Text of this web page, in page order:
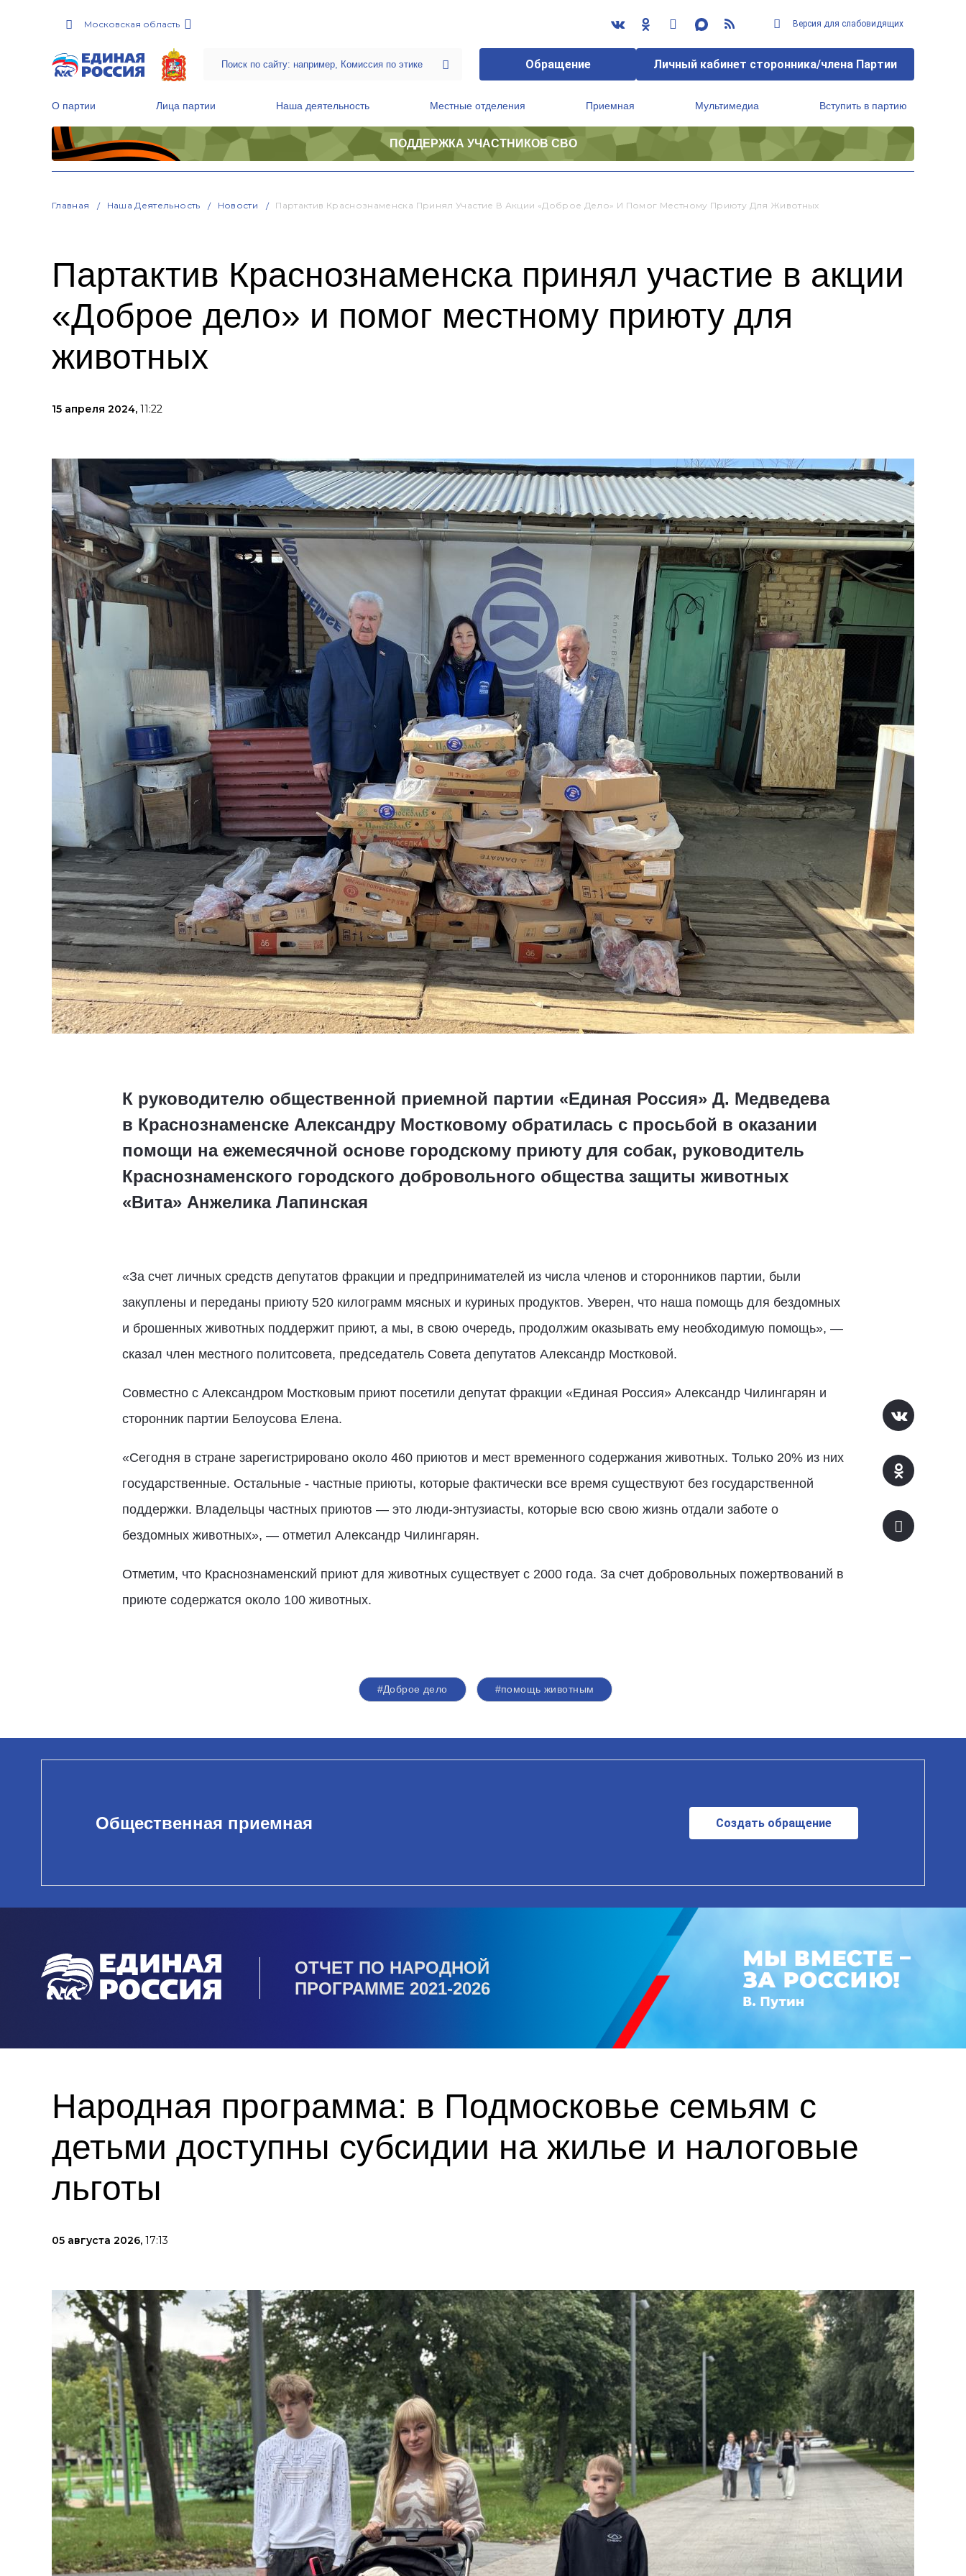
Московская область Версия для слабовидящих
Обращение Личный кабинет сторонника/члена Партии
О партии Лица партии Наша деятельность Местные отделения Приемная Мультимедиа Вступить в партию
ПОДДЕРЖКА УЧАСТНИКОВ СВО
Главная Наша Деятельность Новости Партактив Краснознаменска Принял Участие В Акции «Доброе Дело» И Помог Местному Приюту Для Животных
Партактив Краснознаменска принял участие в акции
«Доброе дело» и помог местному приюту для
животных
15 апреля 2024, 11:22
К руководителю общественной приемной партии «Единая Россия» Д. Медведева
в Краснознаменске Александру Мостковому обратилась с просьбой в оказании
помощи на ежемесячной основе городскому приюту для собак, руководитель
Краснознаменского городского добровольного общества защиты животных
«Вита» Анжелика Лапинская
«За счет личных средств депутатов фракции и предпринимателей из числа членов и сторонников партии, были
закуплены и переданы приюту 520 килограмм мясных и куриных продуктов. Уверен, что наша помощь для бездомных
и брошенных животных поддержит приют, а мы, в свою очередь, продолжим оказывать ему необходимую помощь», —
сказал член местного политсовета, председатель Совета депутатов Александр Мостковой.
Совместно с Александром Мостковым приют посетили депутат фракции «Единая Россия» Александр Чилингарян и
сторонник партии Белоусова Елена.
«Сегодня в стране зарегистрировано около 460 приютов и мест временного содержания животных. Только 20% из них
государственные. Остальные - частные приюты, которые фактически все время существуют без государственной
поддержки. Владельцы частных приютов — это люди-энтузиасты, которые всю свою жизнь отдали заботе о
бездомных животных», — отметил Александр Чилингарян.
Отметим, что Краснознаменский приют для животных существует с 2000 года. За счет добровольных пожертвований в
приюте содержатся около 100 животных.
#Доброе дело #помощь животным
Общественная приемная Создать обращение
ОТЧЕТ ПО НАРОДНОЙ
ПРОГРАММЕ 2021-2026
Народная программа: в Подмосковье семьям с
детьми доступны субсидии на жилье и налоговые
льготы
05 августа 2026, 17:13